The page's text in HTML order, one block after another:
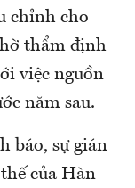
chỉnh cho
thẩm định
việc nguồn
năm sau.
báo, sự gián
của Hàn